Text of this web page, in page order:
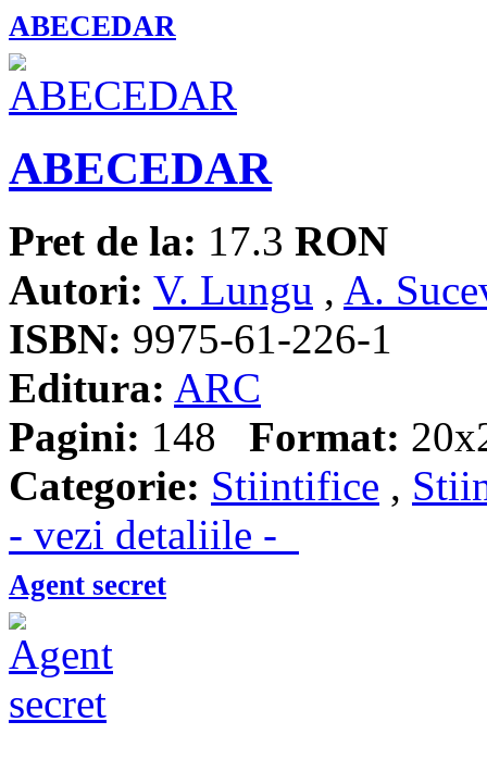
ABECEDAR
ABECEDAR
Pret de la: 17.3 RON
Autori: V. Lungu , A.
ISBN: 9975-61-226-1
Editura: ARC
Pagini: 148 Format:
Categorie: Stiintifice ,
- vezi detaliile -
Agent secret